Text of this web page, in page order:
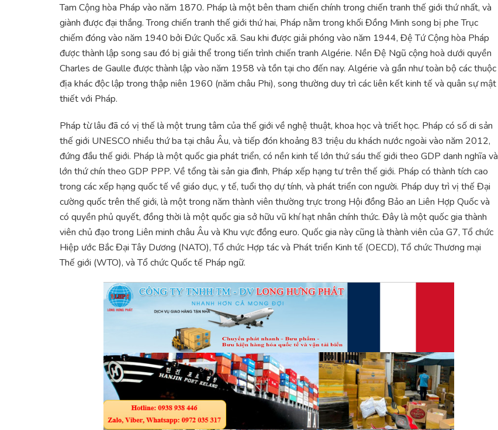
Tam Cộng hòa Pháp vào năm 1870. Pháp là một bên tham chiến chính trong chiến tranh thế giới thứ nhất, và
giành được đại thắng. Trong chiến tranh thế giới thứ hai, Pháp nằm trong khối Đồng Minh song bị phe Trục
chiếm đóng vào năm 1940 bởi Đức Quốc xã. Sau khi được giải phóng vào năm 1944, Đệ Tứ Cộng hòa Pháp
được thành lập song sau đó bị giải thể trong tiến trình chiến tranh Algérie. Nền Đệ Ngũ cộng hoà dưới quyền
Charles de Gaulle được thành lập vào năm 1958 và tồn tại cho đến nay. Algérie và gần như toàn bộ các thuộc
địa khác độc lập trong thập niên 1960 (năm châu Phi), song thường duy trì các liên kết kinh tế và quân sự mật
thiết với Pháp.
Pháp từ lâu đã có vị thế là một trung tâm của thế giới về nghệ thuật, khoa học và triết học. Pháp có số di sản
thế giới UNESCO nhiều thứ ba tại châu Âu, và tiếp đón khoảng 83 triệu du khách nước ngoài vào năm 2012,
đứng đầu thế giới. Pháp là một quốc gia phát triển, có nền kinh tế lớn thứ sáu thế giới theo GDP danh nghĩa và
lớn thứ chín theo GDP PPP. Về tổng tài sản gia đình, Pháp xếp hạng tư trên thế giới. Pháp có thành tích cao
trong các xếp hạng quốc tế về giáo dục, y tế, tuổi thọ dự tính, và phát triển con người. Pháp duy trì vị thế Đại
cường quốc trên thế giới, là một trong năm thành viên thường trực trong Hội đồng Bảo an Liên Hợp Quốc và
có quyền phủ quyết, đồng thời là một quốc gia sở hữu vũ khí hạt nhân chính thức. Đây là một quốc gia thành
viên chủ đạo trong Liên minh châu Âu và Khu vực đồng euro. Quốc gia này cũng là thành viên của G7, Tổ chức
Hiệp ước Bắc Đại Tây Dương (NATO), Tổ chức Hợp tác và Phát triển Kinh tế (OECD), Tổ chức Thương mại
Thế giới (WTO), và Tổ chức Quốc tế Pháp ngữ.